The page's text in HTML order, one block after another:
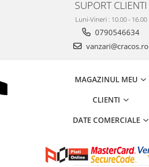
SUPORT CLIENTI
Luni-Vineri : 10.00 - 16.00
0790546634
vanzari@cracos.ro
MAGAZINUL MEU
CLIENTI
DATE COMERCIALE